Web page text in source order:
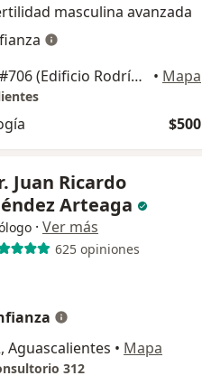
masculina avanzada
Av Convencion Sur #706 (Edificio Rodríguez - Interior 103), Aguascalientes
• Mapa
$500
Juan Ricardo
Arteaga
· Ver más
625 opiniones
Aguascalientes • Mapa
312